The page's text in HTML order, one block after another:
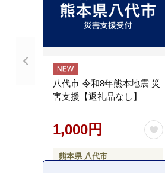
八代市 令和8年熊本地震 災
害支援【返礼品なし】
1,000円
熊本県 八代市